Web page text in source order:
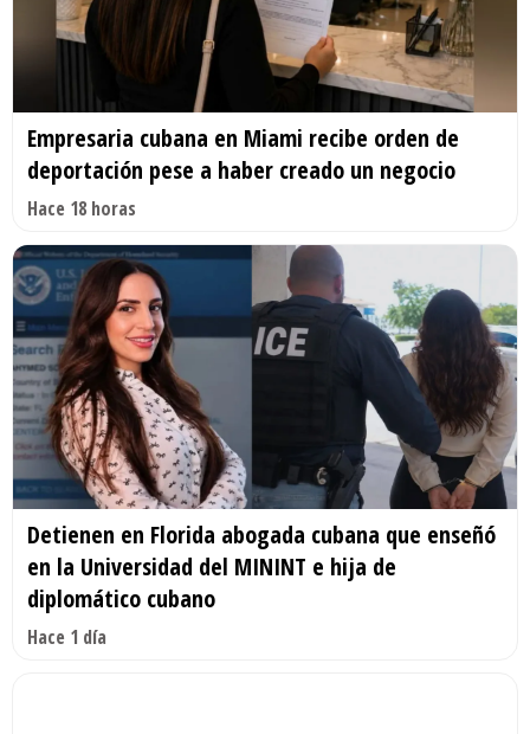
Empresaria cubana en Miami recibe orden de
deportación pese a haber creado un negocio
Hace 18 horas
Detienen en Florida abogada cubana que enseñó
en la Universidad del MININT e hija de
diplomático cubano
Hace 1 día